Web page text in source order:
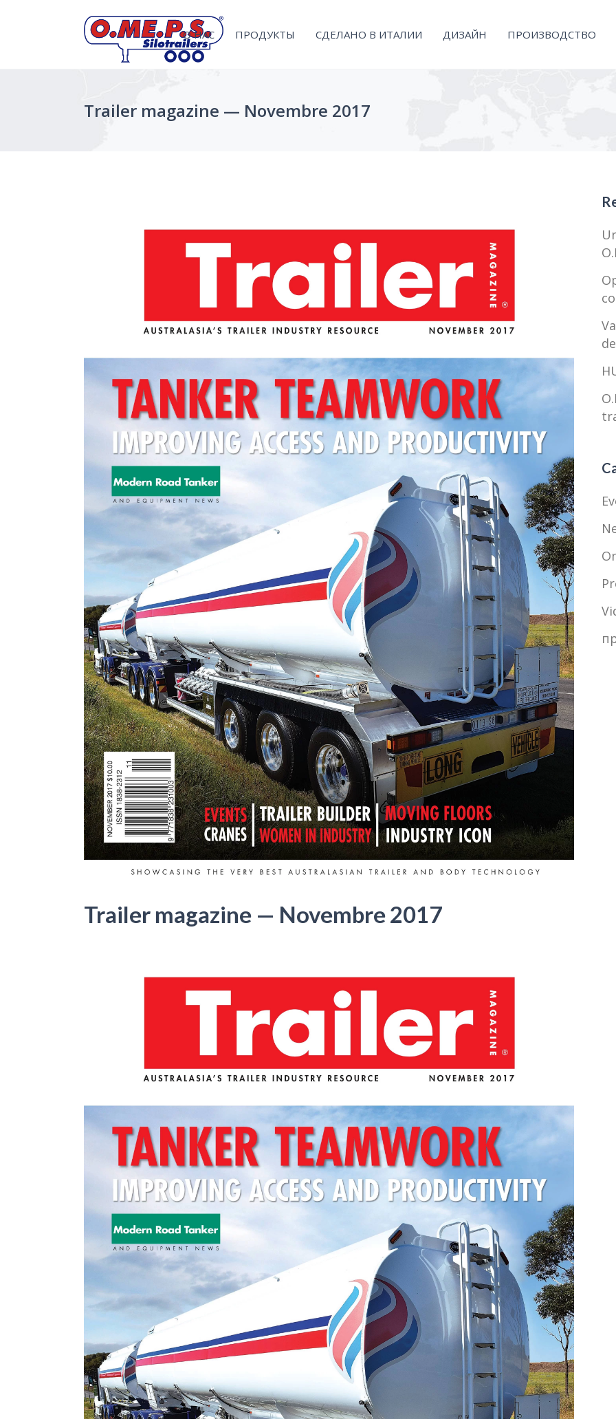
О НАС ПРОДУКТЫ СДЕЛАНО В ИТАЛИИ ДИЗАЙН ПРОИЗВОДСТВО
Trailer magazine — Novembre 2017
Trailer magazine — Novembre 2017